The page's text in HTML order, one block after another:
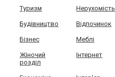
Туризм Нерухомість
Будівництво Відпочинок
Бізнес Меблі
Жіночий
розділ
Інтернет